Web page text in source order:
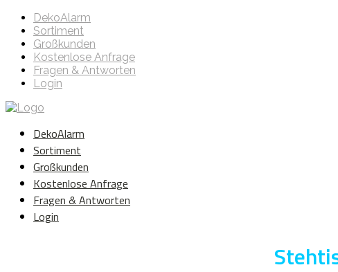
DekoAlarm
Sortiment
Großkunden
Kostenlose Anfrage
Fragen & Antworten
Login
DekoAlarm
Sortiment
Großkunden
Kostenlose Anfrage
Fragen & Antworten
Login